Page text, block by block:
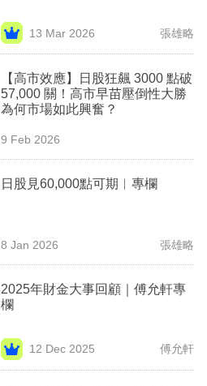
13 Mar 2026 張雄略
【高市效應】日股狂飆 3000 點破
57,000 關！高市早苗壓倒性大勝
為何市場如此興奮？
9 Feb 2026
日股見60,000點可期︳專欄
8 Jan 2026 張雄略
2025年財金大事回顧｜傅允軒專
欄
12 Dec 2025 傅允軒